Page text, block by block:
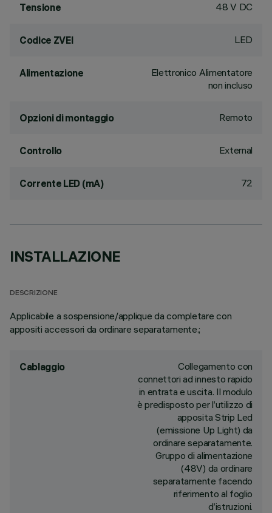
Tensione 48 V DC
Codice ZVEI LED
Alimentazione
Elettronico Alimentatore
non incluso
Opzioni di montaggio Remoto
Controllo External
Corrente LED (mA) 72
INSTALLAZIONE
DESCRIZIONE
Applicabile a sospensione/applique da completare con
appositi accessori da ordinare separatamente.;
Cablaggio
Collegamento con
connettori ad innesto rapido
in entrata e uscita. Il modulo
è predisposto per l’utilizzo di
apposita Strip Led
(emissione Up Light) da
ordinare separatamente.
Gruppo di alimentazione
(48V) da ordinare
separatamente facendo
riferimento al foglio
d’istruzioni.